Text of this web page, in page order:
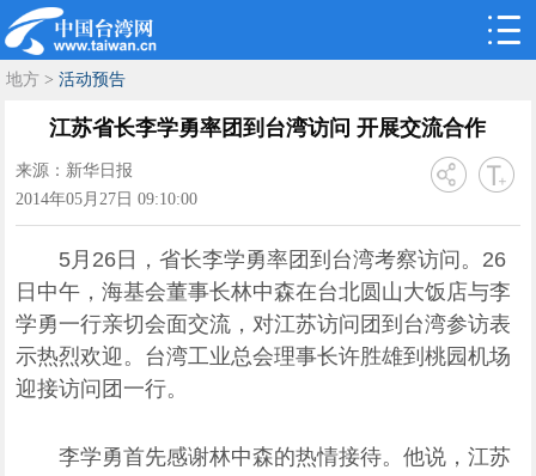
地方 > 活动预告
江苏省长李学勇率团到台湾访问 开展交流合作
2014年05月27日 09:10:00
来源：新华日报
5月26日，省长李学勇率团到台湾考察访问。26
日中午，海基会董事长林中森在台北圆山大饭店与李
学勇一行亲切会面交流，对江苏访问团到台湾参访表
示热烈欢迎。台湾工业总会理事长许胜雄到桃园机场
迎接访问团一行。
李学勇首先感谢林中森的热情接待。他说，江苏